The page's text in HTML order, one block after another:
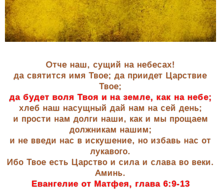
Отче наш, сущий на небесах!
да святится имя Твое; да приидет Царствие
Твое;
да будет воля Твоя и на земле, как на небе;
хлеб наш насущный дай нам на сей день;
и прости нам долги наши, как и мы прощаем
должникам нашим;
и не введи нас в искушение, но избавь нас от
лукавого.
Ибо Твое есть Царство и сила и слава во веки.
Аминь.
Евангелие от Матфея, глава 6:9-13